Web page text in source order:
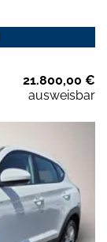
21.800,00 €
ausweisbar